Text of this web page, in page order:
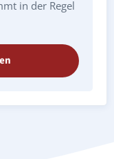
in der Regel